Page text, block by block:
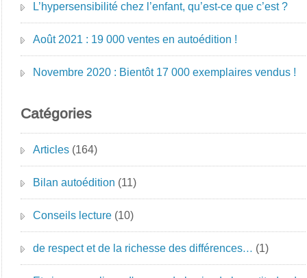
L’hypersensibilité chez l’enfant, qu’est-ce que c’est ?
Août 2021 : 19 000 ventes en autoédition !
Novembre 2020 : Bientôt 17 000 exemplaires vendus !
Catégories
Articles (164)
Bilan autoédition (11)
Conseils lecture (10)
de respect et de la richesse des différences… (1)